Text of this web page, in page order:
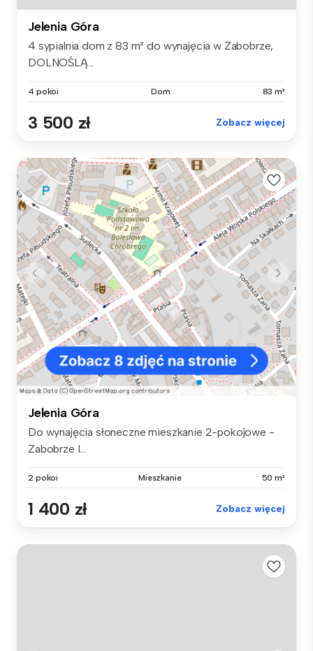
Jelenia Góra
4 sypialnia dom z 83 m² do wynajęcia w Zabobrze,
DOLNOŚLĄ...
4 pokoi Dom 83 m²
3 500 zł Zobacz więcej
Jelenia Góra
Do wynajęcia słoneczne mieszkanie 2-pokojowe -
Zabobrze I...
2 pokoi Mieszkanie 50 m²
1 400 zł Zobacz więcej